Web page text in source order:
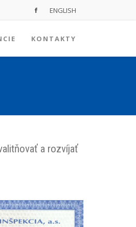
ENGLISH
KONTAKTY
a rozvíjať